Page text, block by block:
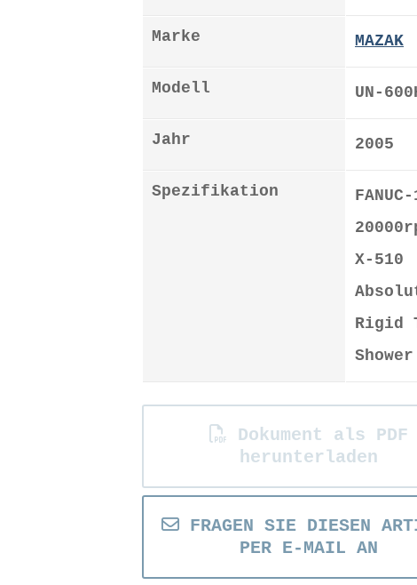
Marke MAZAK
Modell UN-
Jahr 2005
Spezifikation
X-510
Rigid
Dokument als PDF
herunterladen
FRAGEN SIE DIESEN
PER E-MAIL AN